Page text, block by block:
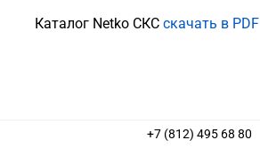
Каталог Netko СКС скачать в PDF
+7 (812) 495 68 80